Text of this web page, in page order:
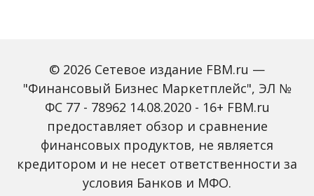
Объем наличных у
россиян в июле вырос
на 43%: что стоит за
рекордным спросом на
С 2027 года ИНН станет
банковских счетов
россиян: что изменится
© 2026 Сетевое издание FBM.ru —
"Финансовый Бизнес Маркетплейс", ЭЛ №
ФС 77 - 78962 14.08.2020 - 16+ FBM.ru
предоставляет обзор и сравнение
финансовых продуктов, не является
кредитором и не несет ответственности за
условия Банков и МФО.